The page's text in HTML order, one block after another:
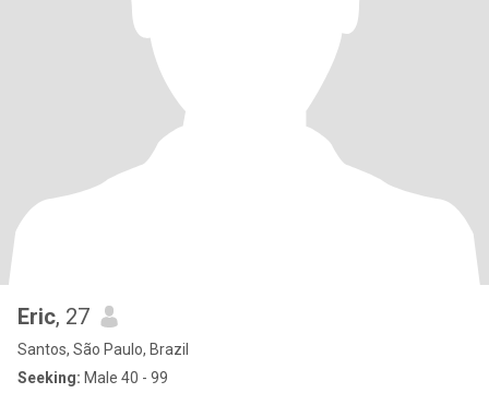
Eric, 27
Santos, São Paulo, Brazil
Seeking: Male 40 - 99